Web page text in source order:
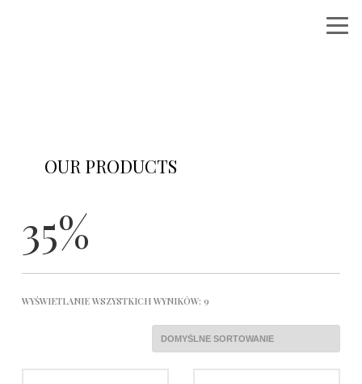
OUR PRODUCTS
35%
WYŚWIETLANIE WSZYSTKICH WYNIKÓW: 9